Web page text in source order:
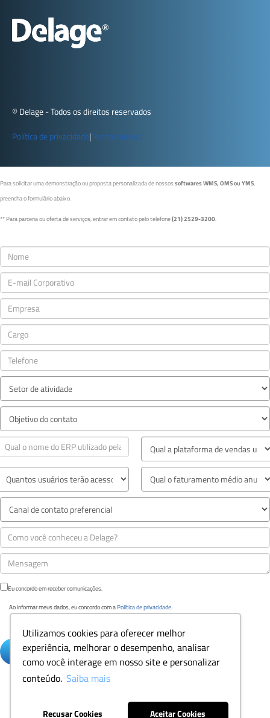
Utilizamos cookies para oferecer melhor
experiência, melhorar o desempenho, analisar
como você interage em nosso site e personalizar
conteúdo. Saiba mais
Recusar Cookies Aceitar Cookies
© Delage - Todos os direitos reservados
Política de privacidade|Termos de uso
Para solicitar uma demonstração ou proposta personalizada de nossossoftwares WMS, OMS ou YMS,
preencha o formulário abaixo.
** Para parceria ou oferta de serviços, entrar em contato pelo telefone(21) 2529-3200.
Eu concordo em receber comunicações.
Ao informar meus dados, eu concordo com aPolítica de privacidade.